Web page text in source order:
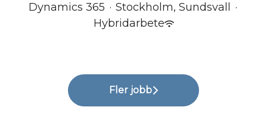
Dynamics 365 · Stockholm, Sundsvall
·
Hybridarbete
Fler jobb